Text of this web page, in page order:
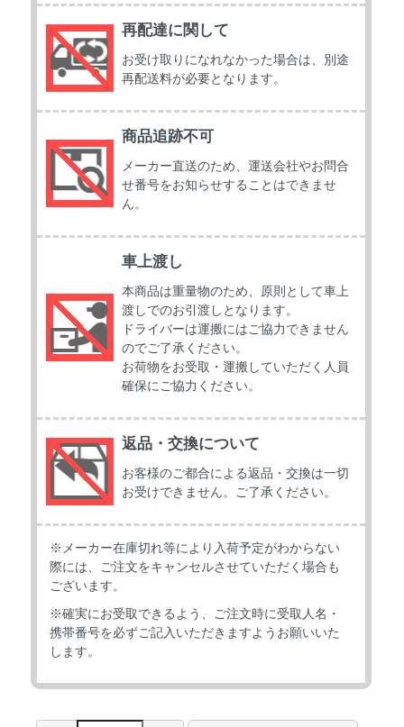
再配達に関して
お受け取りになれなかった場合は、別途
再配送料が必要となります。
商品追跡不可
メーカー直送のため、運送会社やお問合
せ番号をお知らせすることはできませ
ん。
車上渡し
本商品は重量物のため、原則として車上
渡しでのお引渡しとなります。
ドライバーは運搬にはご協力できません
のでご了承ください。
お荷物をお受取・運搬していただく人員
確保にご協力ください。
返品・交換について
お客様のご都合による返品・交換は一切
お受けできません。ご了承ください。
※メーカー在庫切れ等により入荷予定がわからない
際には、ご注文をキャンセルさせていただく場合も
ございます。
※確実にお受取できるよう、ご注文時に受取人名・
携帯番号を必ずご記入いただきますようお願いいた
します。